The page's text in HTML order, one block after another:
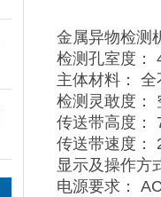
金属异物检测
检测孔室度：
主体材料：
检测灵敢度：
传送带高度：
传送带速度：
显示及操作方
电源要求：